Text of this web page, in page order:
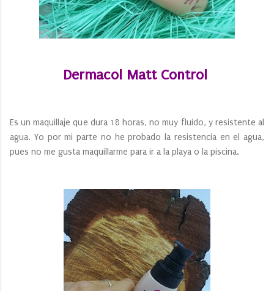
Dermacol Matt Control
Es un maquillaje que dura 18 horas, no muy fluido, y resistente al
agua. Yo por mi parte no he probado la resistencia en el agua,
pues no me gusta maquillarme para ir a la playa o la piscina.